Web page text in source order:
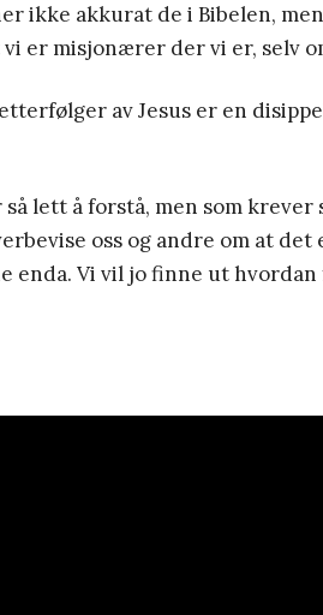
ikke akkurat de i Bibelen,
er misjonærer der vi er, selv
av Jesus er en
lett å forstå, men som krever
oss og andre om at det
enda. Vi vil jo finne ut hvordan